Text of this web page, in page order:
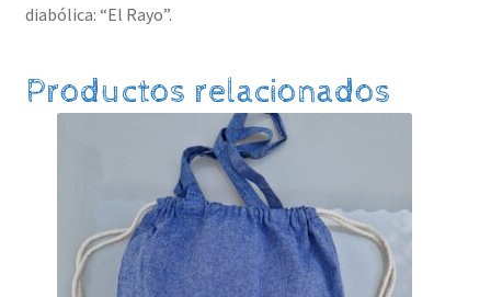
diabólica: “El Rayo”.
Productos relacionados